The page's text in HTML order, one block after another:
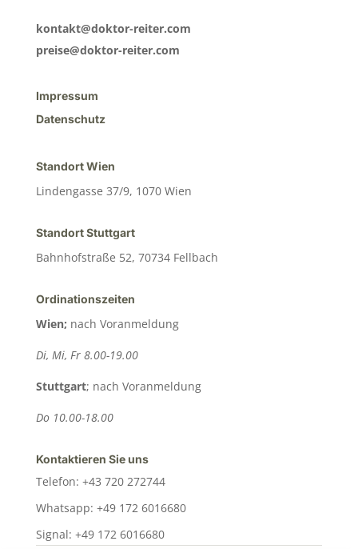
kontakt@doktor-reiter.com
preise@doktor-reiter.com
Impressum
Datenschutz
Standort Wien
Lindengasse 37/9, 1070 Wien
Standort Stuttgart
Bahnhofstraße 52, 70734 Fellbach
Ordinationszeiten
Wien; nach Voranmeldung
Di, Mi, Fr 8.00-19.00
Stuttgart; nach Voranmeldung
Do 10.00-18.00
Kontaktieren Sie uns
Telefon: +43 720 272744
Whatsapp: +49 172 6016680
Signal: +49 172 6016680